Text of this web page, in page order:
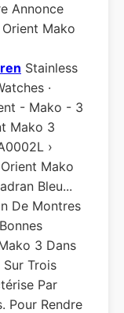
Annonce
Mako
Stainless
·
- Mako - 3
Mako 3
›
Mako
Bleu...
De Montres
3 Dans
Trois
Par
Pour Rendre